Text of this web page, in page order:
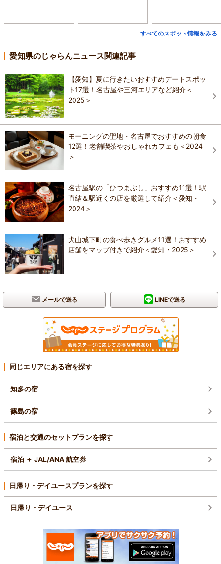
すべてのスポット情報をみる
愛知県のじゃらんニュース関連記事
【愛知】夏に行きたいおすすめデートスポッ
ト17選！名古屋や三河エリアなど紹介＜
2025＞
モーニングの聖地・名古屋でおすすめの朝食
12選！老舗喫茶やおしゃれカフェも＜2024
＞
名古屋駅の「ひつまぶし」おすすめ11選！駅
直結＆駅近くの店を厳選して紹介＜愛知・
2024＞
犬山城下町の食べ歩きグルメ11選！おすすめ
店舗をマップ付きで紹介＜愛知・2025＞
メールで送る LINEで送る
同じエリアにある宿を探す
知多の宿
篠島の宿
宿泊と交通のセットプランを探す
宿泊 ＋ JAL/ANA 航空券
日帰り・デイユースプランを探す
日帰り・デイユース